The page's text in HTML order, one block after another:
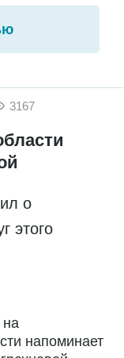
3167
о
этого
напоминает